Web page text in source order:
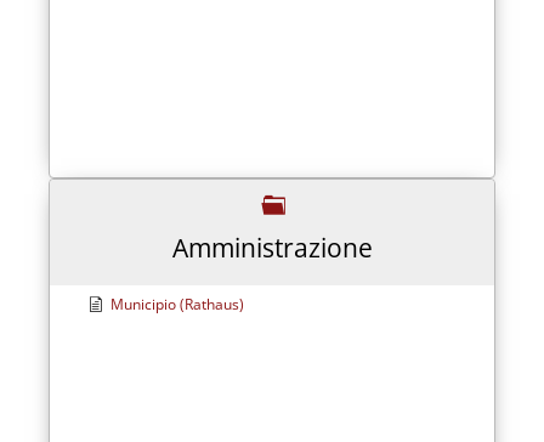
Amministrazione
Municipio (Rathaus)